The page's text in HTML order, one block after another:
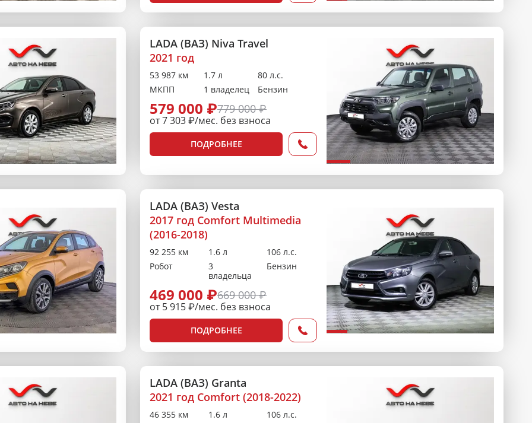
LADA (ВАЗ) Niva Travel
2021 год
53 987 км 1.7 л
80 л.с.
МКПП
1 владелец Бензин
579 000 ₽779 000 ₽
от 7 303 ₽/мес. без взноса
ПОДРОБНЕЕ
LADA (ВАЗ) Vesta
2017 год Comfort Multimedia
(2016-2018)
92 255 км 1.6 л
106 л.с.
Робот
3
владельца
Бензин
469 000 ₽669 000 ₽
от 5 915 ₽/мес. без взноса
ПОДРОБНЕЕ
LADA (ВАЗ) Granta
2021 год Comfort (2018-2022)
46 355 км 1.6 л
106 л.с.